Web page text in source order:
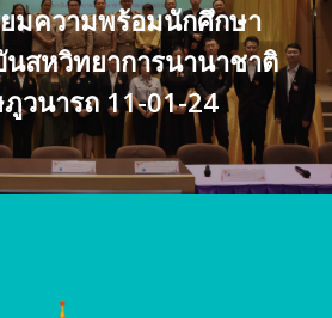
มความพร้อมนักศึกษา
สหวิทยาการนานาชาติ
วนารถ 11-01-24